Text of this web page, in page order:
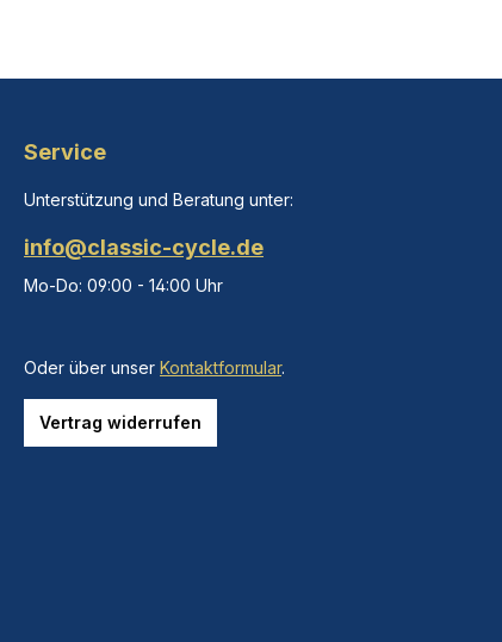
Service
Unterstützung und Beratung unter:
info@classic-cycle.de
Mo-Do: 09:00 - 14:00 Uhr
Oder über unser Kontaktformular.
Vertrag widerrufen